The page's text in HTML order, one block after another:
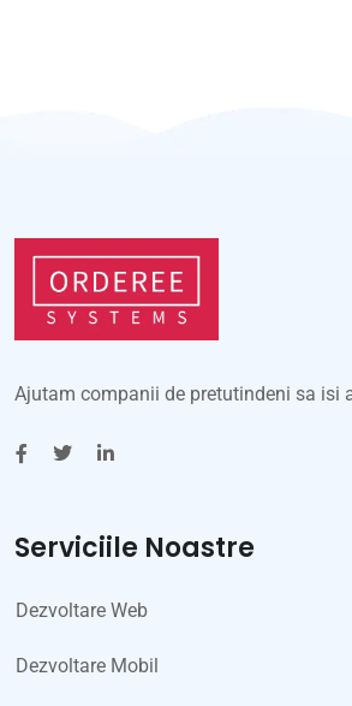
Ajutam companii de pretutindeni sa isi
Serviciile Noastre
Dezvoltare Web
Dezvoltare Mobil